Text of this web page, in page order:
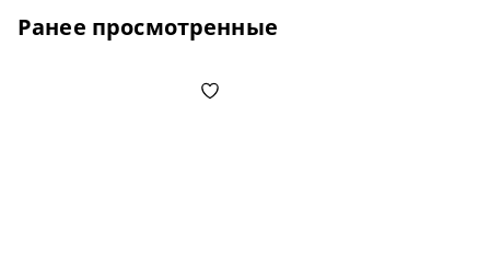
Ранее просмотренные